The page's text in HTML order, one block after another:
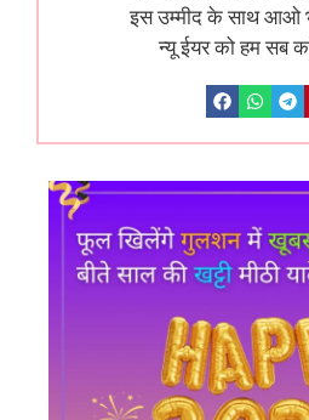
इस उम्मीद के साथ आओ
न्यू ईयर को हम सब